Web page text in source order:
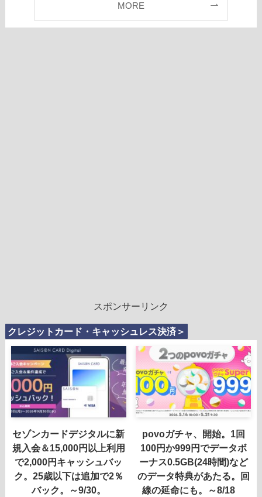
MORE
スポンサーリンク
クレジットカード・キャッシュレス決済＞
セゾンカードデジタルに新
規入会＆15,000円以上利用
で2,000円キャッシュバッ
ク。25歳以下は追加で2％
バック。～9/30。
povoガチャ、開始。1回
100円か999円でデータボ
ーナス0.5GB(24時間)など
のデータ特典があたる。回
線の延命にも。～8/18